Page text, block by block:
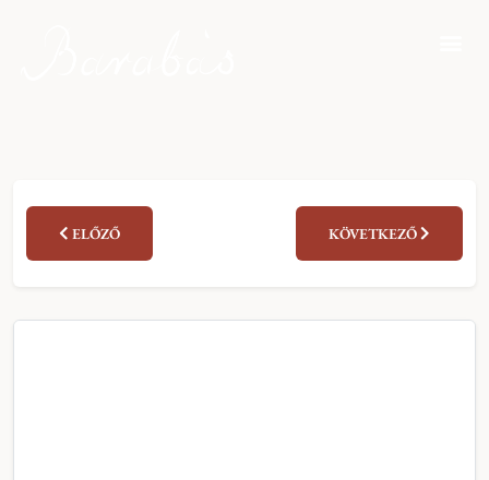
ELŐZŐ KÖVETKEZŐ